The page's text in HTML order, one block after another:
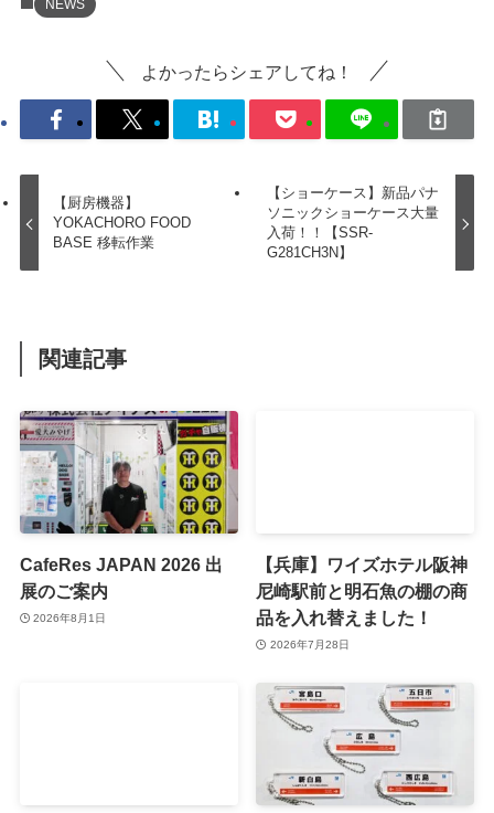
NEWS
よかったらシェアしてね！
【厨房機器】
YOKACHORO FOOD
BASE 移転作業
【ショーケース】新品パナ
ソニックショーケース大量
入荷！！【SSR-
G281CH3N】
関連記事
CafeRes JAPAN 2026 出
展のご案内
2026年8月1日
【兵庫】ワイズホテル阪神
尼崎駅前と明石魚の棚の商
品を入れ替えました！
2026年7月28日